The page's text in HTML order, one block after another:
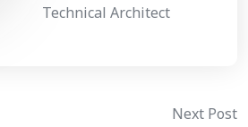
Technical Architect
Next Post